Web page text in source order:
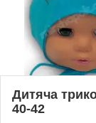
Дитяча
40-42